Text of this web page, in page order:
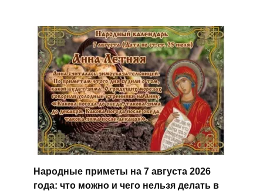
Народные приметы на 7 августа 2026
года: что можно и чего нельзя делать в